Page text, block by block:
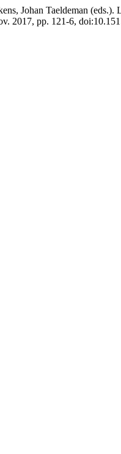
Johan Taeldeman
2017, pp. 121-6,